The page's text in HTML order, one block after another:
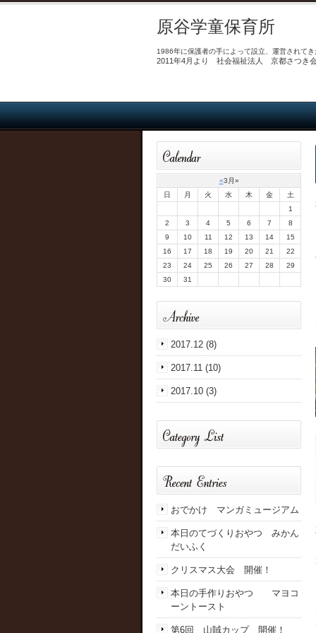
原谷学童保育所
1986年に保護者の手によって設立、運営されて
2011年4月より 社会福祉法人 京都さつき会
«3月»
日
月 火 水 木 金
土
1
2
3 4 5 6 7
8
9
10 11 12 13 14
15
16
17 18 19 20 21
22
23
24 25 26 27 28
29
30
31
2017.12 (8)
2017.11 (10)
2017.10 (3)
おでかけ マンガミュージアム
本日のてづくりおやつ みかん
だいふく
クリスマス大会 開催！
本日の手作りおやつ マヨコ
ーントースト
第6回 山賊カップ 開催！